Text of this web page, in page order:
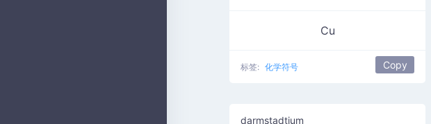
Cu
标签: 化学符号 Copy
darmstadtium